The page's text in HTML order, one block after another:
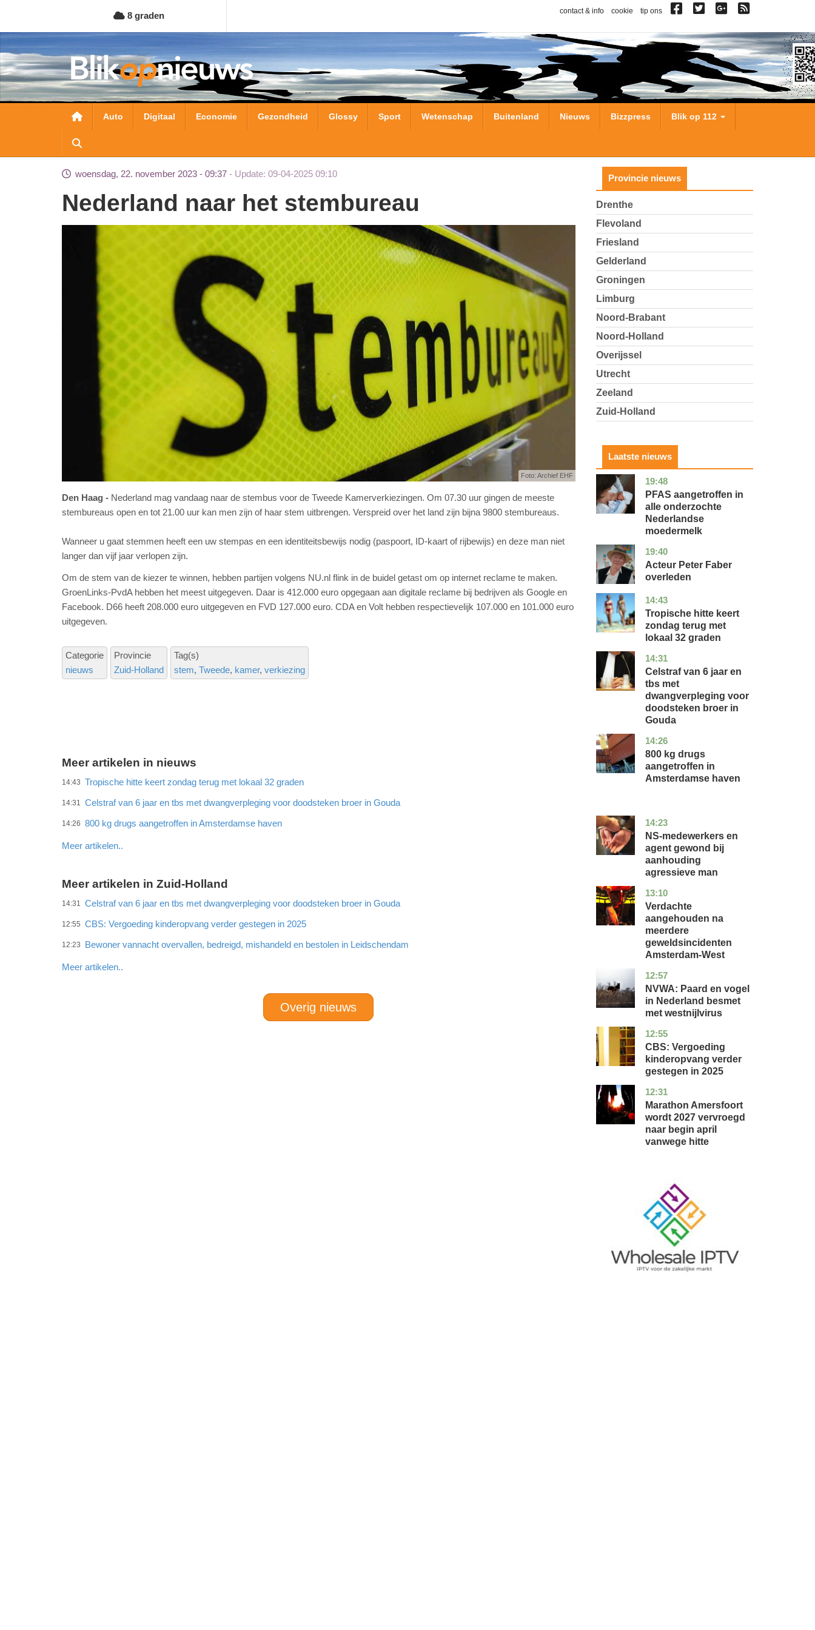
naar
de
inhoud
gaan
8 graden contact & info cookie tip ons
Hoofdnavigatie
Auto Digitaal Economie Gezondheid Glossy Sport Wetenschap Buitenland Nieuws Bizzpress Blik op 112
woensdag, 22. november 2023 - 09:37 Update: 09-04-2025 09:10
Nederland naar het stembureau
Foto: Archief EHF
Den Haag
Nederland mag vandaag naar de stembus voor de Tweede Kamerverkiezingen. Om 07.30 uur gingen de meeste
stembureaus open en tot 21.00 uur kan men zijn of haar stem uitbrengen. Verspreid over het land zijn bijna 9800 stembureaus.
Wanneer u gaat stemmen heeft een uw stempas en een identiteitsbewijs nodig (paspoort, ID-kaart of rijbewijs) en deze man niet
langer dan vijf jaar verlopen zijn.
Om de stem van de kiezer te winnen, hebben partijen volgens NU.nl flink in de buidel getast om op internet reclame te maken.
GroenLinks-PvdA hebben het meest uitgegeven. Daar is 412.000 euro opgegaan aan digitale reclame bij bedrijven als Google en
Facebook. D66 heeft 208.000 euro uitgegeven en FVD 127.000 euro. CDA en Volt hebben respectievelijk 107.000 en 101.000 euro
uitgegeven.
Categorie
nieuws
Provincie
Zuid-Holland
Tag(s)
stem Tweede kamer verkiezing
Meer artikelen in nieuws
14:43 Tropische hitte keert zondag terug met lokaal 32 graden
14:31 Celstraf van 6 jaar en tbs met dwangverpleging voor doodsteken broer in Gouda
14:26 800 kg drugs aangetroffen in Amsterdamse haven
Meer artikelen..
Meer artikelen in Zuid-Holland
14:31 Celstraf van 6 jaar en tbs met dwangverpleging voor doodsteken broer in Gouda
12:55 CBS: Vergoeding kinderopvang verder gestegen in 2025
12:23 Bewoner vannacht overvallen, bedreigd, mishandeld en bestolen in Leidschendam
Meer artikelen..
Overig nieuws
Provincie nieuws
Drenthe
Flevoland
Friesland
Gelderland
Groningen
Limburg
Noord-Brabant
Noord-Holland
Overijssel
Utrecht
Zeeland
Zuid-Holland
Laatste nieuws
19:48
utrecht
gezondheid
PFAS aangetroffen in
alle onderzochte
Nederlandse
moedermelk
19:40
noord-
holland
glossy
Acteur Peter Faber
overleden
14:43
utrecht
nieuws
Tropische hitte keert
zondag terug met
lokaal 32 graden
14:31
zuid-
holland
nieuws
Celstraf van 6 jaar en
tbs met
dwangverpleging voor
doodsteken broer in
Gouda
14:26
noord-
holland
nieuws
800 kg drugs
aangetroffen in
Amsterdamse haven
14:23
flevoland
nieuws
NS-medewerkers en
agent gewond bij
aanhouding
agressieve man
13:10
noord-
holland
nieuws
Verdachte
aangehouden na
meerdere
geweldsincidenten
Amsterdam-West
12:57
utrecht
nieuws
NVWA: Paard en vogel
in Nederland besmet
met westnijlvirus
12:55
zuid-
holland
economie
CBS: Vergoeding
kinderopvang verder
gestegen in 2025
12:31
utrecht
nieuws
Marathon Amersfoort
wordt 2027 vervroegd
naar begin april
vanwege hitte